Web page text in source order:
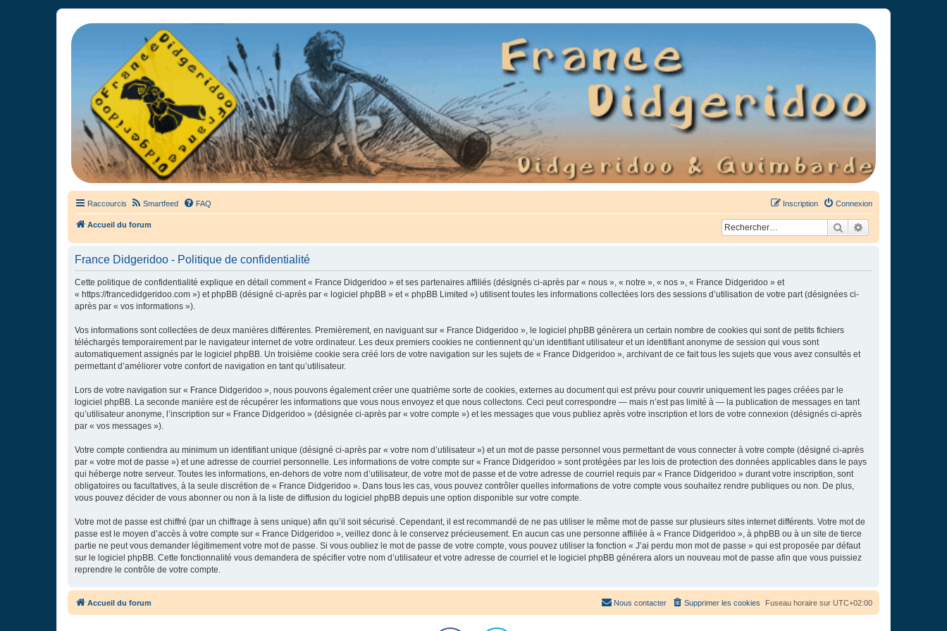
France Didgeridoo
Didgeridoo et Guimbarde sur France Didgeridoo - retrouvez la communauté.
Raccourcis Smartfeed FAQ Connexion
Inscription
Accueil du forum Rechercher
France Didgeridoo - Politique de confidentialité
Cette politique de confidentialité explique en détail comment « France Didgeridoo » et ses partenaires affiliés (désignés ci-après par « nous », « notre », « nos », « France Didgeridoo » et
« https://francedidgeridoo.com ») et phpBB (désigné ci-après par « logiciel phpBB » et « phpBB Limited ») utilisent toutes les informations collectées lors des sessions d’utilisation de votre part (désignées ci-
après par « vos informations »).
Vos informations sont collectées de deux manières différentes. Premièrement, en naviguant sur « France Didgeridoo », le logiciel phpBB génèrera un certain nombre de cookies qui sont de petits fichiers
téléchargés temporairement par le navigateur internet de votre ordinateur. Les deux premiers cookies ne contiennent qu’un identifiant utilisateur et un identifiant anonyme de session qui vous sont
automatiquement assignés par le logiciel phpBB. Un troisième cookie sera créé lors de votre navigation sur les sujets de « France Didgeridoo », archivant de ce fait tous les sujets que vous avez consultés et
permettant d’améliorer votre confort de navigation en tant qu’utilisateur.
Lors de votre navigation sur « France Didgeridoo », nous pouvons également créer une quatrième sorte de cookies, externes au document qui est prévu pour couvrir uniquement les pages créées par le
logiciel phpBB. La seconde manière est de récupérer les informations que vous nous envoyez et que nous collectons. Ceci peut correspondre — mais n’est pas limité à — la publication de messages en tant
qu’utilisateur anonyme, l’inscription sur « France Didgeridoo » (désignée ci-après par « votre compte ») et les messages que vous publiez après votre inscription et lors de votre connexion (désignés ci-après
par « vos messages »).
Votre compte contiendra au minimum un identifiant unique (désigné ci-après par « votre nom d’utilisateur ») et un mot de passe personnel vous permettant de vous connecter à votre compte (désigné ci-après
par « votre mot de passe ») et une adresse de courriel personnelle. Les informations de votre compte sur « France Didgeridoo » sont protégées par les lois de protection des données applicables dans le pays
qui héberge notre serveur. Toutes les informations, en-dehors de votre nom d’utilisateur, de votre mot de passe et de votre adresse de courriel requis par « France Didgeridoo » durant votre inscription, sont
obligatoires ou facultatives, à la seule discrétion de « France Didgeridoo ». Dans tous les cas, vous pouvez contrôler quelles informations de votre compte vous souhaitez rendre publiques ou non. De plus,
vous pouvez décider de vous abonner ou non à la liste de diffusion du logiciel phpBB depuis une option disponible sur votre compte.
Votre mot de passe est chiffré (par un chiffrage à sens unique) afin qu’il soit sécurisé. Cependant, il est recommandé de ne pas utiliser le même mot de passe sur plusieurs sites internet différents. Votre mot de
passe est le moyen d’accès à votre compte sur « France Didgeridoo », veillez donc à le conservez précieusement. En aucun cas une personne affiliée à « France Didgeridoo », à phpBB ou à un site de tierce
partie ne peut vous demander légitimement votre mot de passe. Si vous oubliez le mot de passe de votre compte, vous pouvez utiliser la fonction « J’ai perdu mon mot de passe » qui est proposée par défaut
sur le logiciel phpBB. Cette fonctionnalité vous demandera de spécifier votre nom d’utilisateur et votre adresse de courriel et le logiciel phpBB générera alors un nouveau mot de passe afin que vous puissiez
reprendre le contrôle de votre compte.
Accueil du forum Fuseau horaire sur UTC+02:00
Supprimer les cookies
Nous contacter